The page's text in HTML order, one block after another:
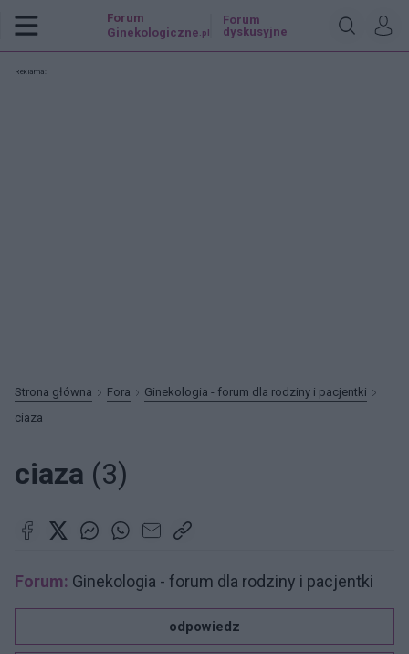
Forum
Ginekologiczne .pl
Forum
dyskusyjne
Reklama:
Strona główna Fora
Ginekologia - forum dla rodziny i pacjentki
ciaza
ciaza (3)
Forum: Ginekologia - forum dla rodziny i pacjentki
odpowiedz